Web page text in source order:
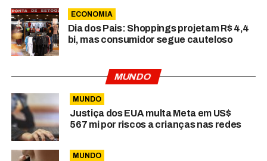
ECONOMIA
Dia dos Pais: Shoppings projetam R$ 4,4
bi, mas consumidor segue cauteloso
MUNDO
MUNDO
Justiça dos EUA multa Meta em US$
567 mi por riscos a crianças nas redes
MUNDO